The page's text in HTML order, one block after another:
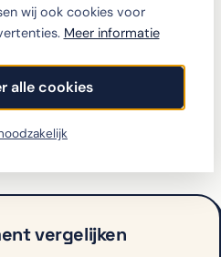
wij ook cookies voor
Meer informatie
alle cookies
KPN
de alternatieven.
vergelijken